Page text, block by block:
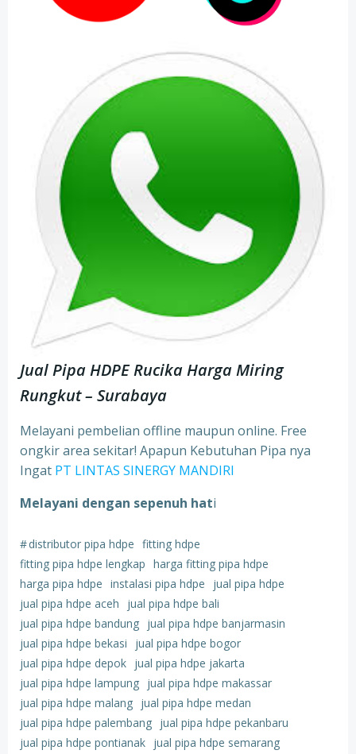
Jual Pipa HDPE Rucika Harga Miring
Rungkut – Surabaya
Melayani pembelian offline maupun online. Free
ongkir area sekitar! Apapun Kebutuhan Pipa nya
Ingat PT LINTAS SINERGY MANDIRI
Melayani dengan sepenuh hati
#distributor pipa hdpe fitting hdpe
fitting pipa hdpe lengkap harga fitting pipa hdpe
harga pipa hdpe instalasi pipa hdpe
jual pipa hdpe
jual pipa hdpe aceh
jual pipa hdpe bali
jual pipa hdpe bandung jual pipa hdpe banjarmasin
jual pipa hdpe bekasi
jual pipa hdpe bogor
jual pipa hdpe depok jual pipa hdpe jakarta
jual pipa hdpe lampung jual pipa hdpe makassar
jual pipa hdpe malang jual pipa hdpe medan
jual pipa hdpe palembang jual pipa hdpe pekanbaru
jual pipa hdpe pontianak jual pipa hdpe semarang